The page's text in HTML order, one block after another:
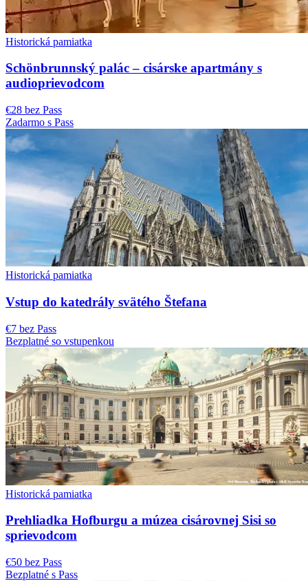
Historická pamiatka
Schönbrunnský palác – cisárske apartmány s
audioprievodcom
€28 bez Pass
Zadarmo s Pass
Historická pamiatka
Vstup do katedrály svätého Štefana
€7 bez Pass
Bezplatné so vstupenkou
Historická pamiatka
Prehliadka Hofburgu a múzea cisárovnej Sisi so
sprievodcom
€50 bez Pass
Bezplatné s Pass